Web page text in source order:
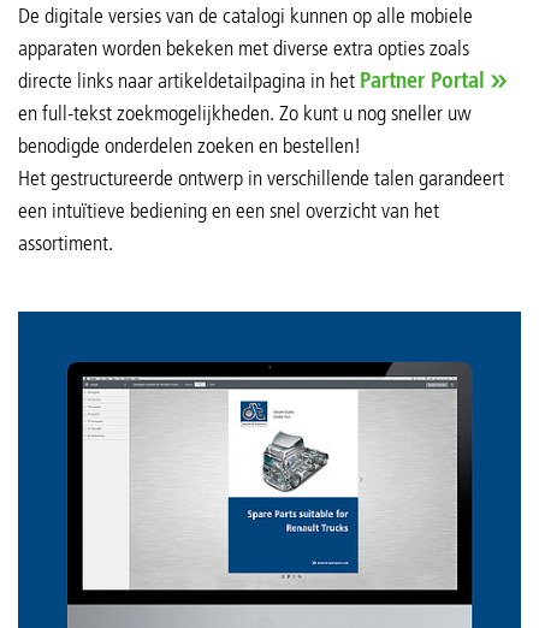
De digitale versies van de catalogi kunnen op alle mobiele
apparaten worden bekeken met diverse extra opties zoals
directe links naar artikeldetailpagina in het Partner Portal
en full-tekst zoekmogelijkheden. Zo kunt u nog sneller uw
benodigde onderdelen zoeken en bestellen!
Het gestructureerde ontwerp in verschillende talen garandeert
een intuïtieve bediening en een snel overzicht van het
assortiment.